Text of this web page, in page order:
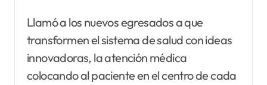
Llamó a los nuevos egresados a que
transformen el sistema de salud con ideas
innovadoras, la atención médica
colocando al paciente en el centro de cada